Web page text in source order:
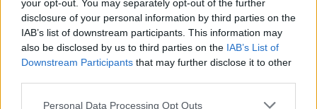
your opt-out. You may separately opt-out of the further
disclosure of your personal information by third parties on the
IAB’s list of downstream participants. This information may
also be disclosed by us to third parties on the IAB’s List of
Downstream Participants that may further disclose it to other
Please note that this website/app uses one or more Google
Personal Data Processing Opt Outs
Compliance come leva competitiva:
processi, ruoli e strumenti
sostenibile richiede processi